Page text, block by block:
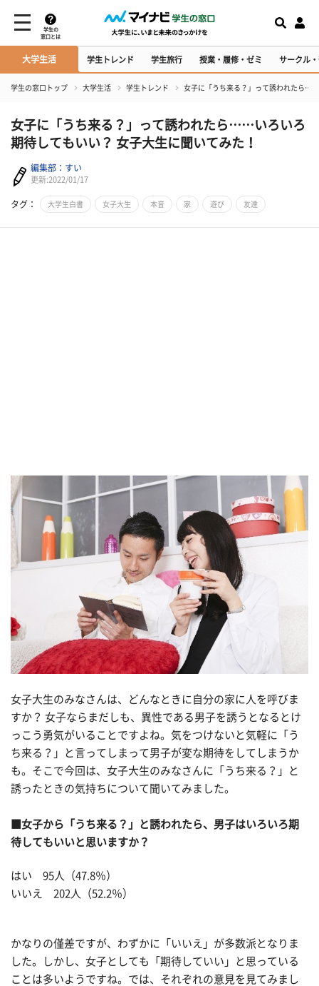
学生の
窓口とは
大学生活 学生トレンド 学生旅行 授業・履修・ゼミ サークル
学生の窓口トップ 大学生活 学生トレンド 女子に「うち来る？」って誘われたら
女子に「うち来る？」って誘われたら……いろいろ
期待してもいい？ 女子大生に聞いてみた！
編集部：すい
更新:2022/01/17
タグ： 大学生白書 女子大生 本音 家 遊び 友達
女子大生のみなさんは、どんなときに自分の家に人を呼びま
すか？ 女子ならまだしも、異性である男子を誘うとなるとけ
っこう勇気がいることですよね。気をつけないと気軽に「う
ち来る？」と言ってしまって男子が変な期待をしてしまうか
も。そこで今回は、女子大生のみなさんに「うち来る？」と
誘ったときの気持ちについて聞いてみました。
■女子から「うち来る？」と誘われたら、男子はいろいろ期
待してもいいと思いますか？
はい 95人（47.8％）
いいえ 202人（52.2％）
かなりの僅差ですが、わずかに「いいえ」が多数派となりま
した。しかし、女子としても「期待していい」と思っている
ことは多いようですね。では、それぞれの意見を見てみまし